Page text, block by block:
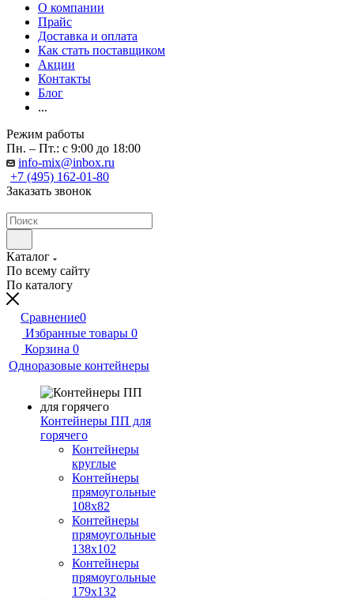
О компании
Прайс
Доставка и оплата
Как стать поставщиком
Акции
Контакты
Блог
...
Режим работы
Пн. – Пт.: с 9:00 до 18:00
info-mix@inbox.ru
+7 (495) 162-01-80
Заказать звонок
Каталог
По всему сайту
По каталогу
Сравнение0
Избранные товары 0
Корзина 0
Одноразовые контейнеры
Контейнеры ПП для
горячего
Контейнеры
круглые
Контейнеры
прямоугольные
108х82
Контейнеры
прямоугольные
138х102
Контейнеры
прямоугольные
179х132